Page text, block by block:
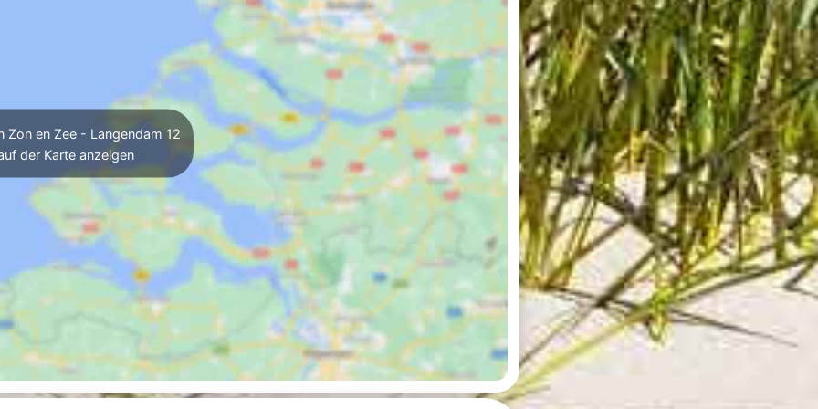
Zon en Zee - Langendam 12
der Karte anzeigen